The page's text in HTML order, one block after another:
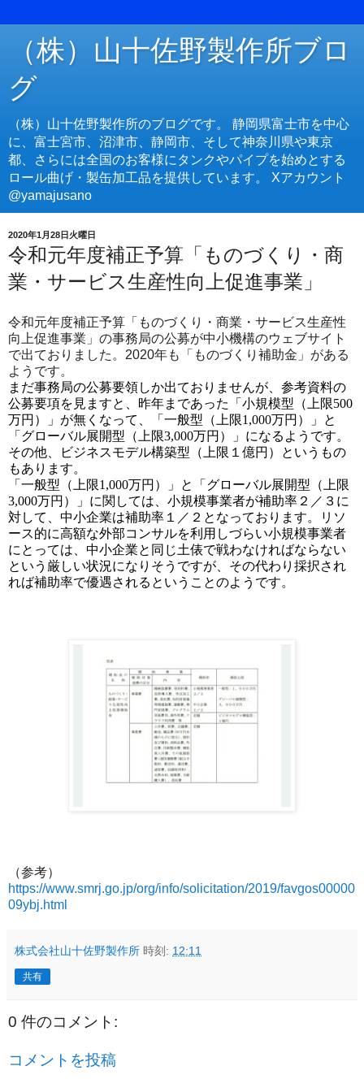
（株）山十佐野製作所ブロ
グ
（株）山十佐野製作所のブログです。 静岡県富士市を中心
に、富士宮市、沼津市、静岡市、そして神奈川県や東京
都、さらには全国のお客様にタンクやパイプを始めとする
ロール曲げ・製缶加工品を提供しています。 Xアカウント
@yamajusano
2020年1月28日火曜日
令和元年度補正予算「ものづくり・商
業・サービス生産性向上促進事業」
令和元年度補正予算「ものづくり・商業・サービス生産性
向上促進事業」の事務局の公募が中小機構のウェブサイト
で出ておりました。2020年も「ものづくり補助金」がある
ようです。
まだ事務局の公募要領しか出ておりませんが、参考資料の
公募要項を見ますと、昨年まであった「小規模型（上限500
万円）」が無くなって、「一般型（上限1,000万円）」と
「グローバル展開型（上限3,000万円）」になるようです。
その他、ビジネスモデル構築型（上限１億円）というもの
もあります。
「一般型（上限1,000万円）」と「グローバル展開型（上限
3,000万円）」に関しては、 小規模事業者が補助率２／３に
対して、中小企業は補助率１／２となっております。リソ
ース的に高額な外部コンサルを利用しづらい小規模事業者
にとっては、中小企業と同じ土俵で戦わなければならない
という厳しい状況になりそうですが、その代わり採択され
れば補助率で優遇されるということのようです。
（参考）
https://www.smrj.go.jp/org/info/solicitation/2019/favgos00000
09ybj.html
株式会社山十佐野製作所 時刻: 12:11
共有
0 件のコメント:
コメントを投稿